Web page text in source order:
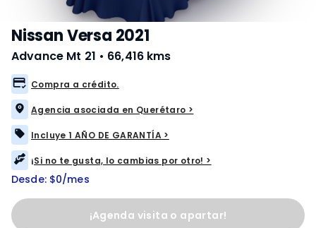
Nissan Versa 2021
Advance Mt 21 • 66,416 kms
Compra a crédito.
Agencia asociada en Querétaro >
Incluye 1 AÑO DE GARANTÍA >
¡Si no te gusta, lo cambias por otro! >
Desde: $0/mes
¡Agenda visita o apartar!